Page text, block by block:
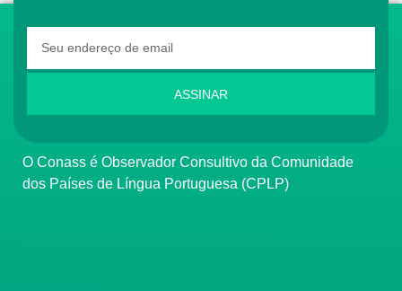
ASSINAR
O Conass é Observador Consultivo da Comunidade
dos Países de Língua Portuguesa (CPLP)